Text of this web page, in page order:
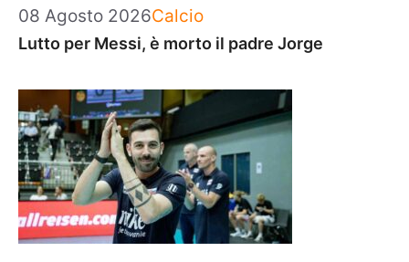
08 Agosto 2026Categorie
Calcio
Lutto per Messi, è morto il padre Jorge